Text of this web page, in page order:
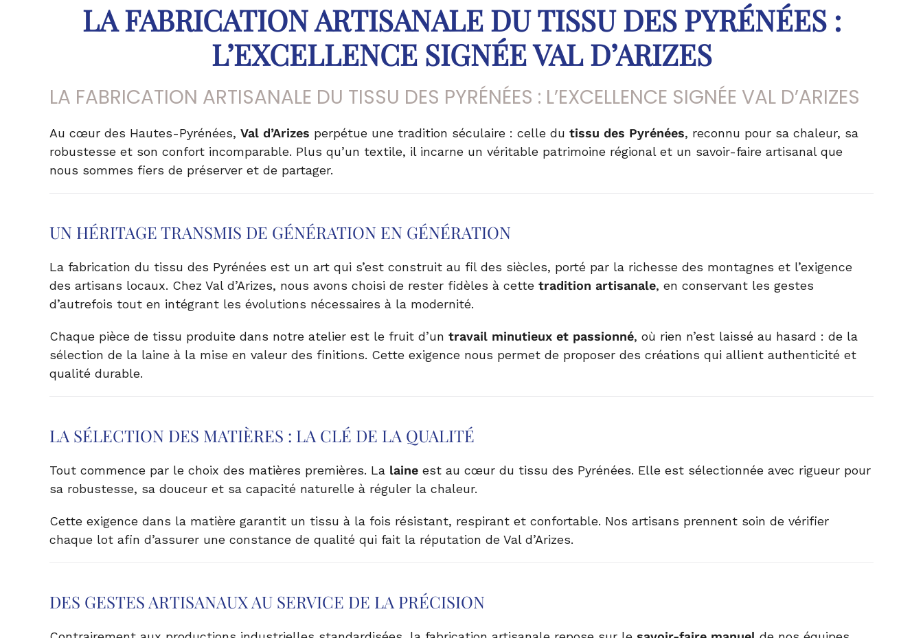
LA FABRICATION ARTISANALE DU TISSU DES PYRÉNÉES :
L’EXCELLENCE SIGNÉE VAL D’ARIZES
LA FABRICATION ARTISANALE DU TISSU DES PYRÉNÉES : L’EXCELLENCE SIGNÉE VAL D’ARIZES
Au cœur des Hautes-Pyrénées, Val d’Arizes perpétue une tradition séculaire : celle du tissu des Pyrénées, reconnu pour sa chaleur, sa
robustesse et son confort incomparable. Plus qu’un textile, il incarne un véritable patrimoine régional et un savoir-faire artisanal que
nous sommes fiers de préserver et de partager.
UN HÉRITAGE TRANSMIS DE GÉNÉRATION EN GÉNÉRATION
La fabrication du tissu des Pyrénées est un art qui s’est construit au fil des siècles, porté par la richesse des montagnes et l’exigence
des artisans locaux. Chez Val d’Arizes, nous avons choisi de rester fidèles à cette tradition artisanale, en conservant les gestes
d’autrefois tout en intégrant les évolutions nécessaires à la modernité.
Chaque pièce de tissu produite dans notre atelier est le fruit d’un travail minutieux et passionné, où rien n’est laissé au hasard : de la
sélection de la laine à la mise en valeur des finitions. Cette exigence nous permet de proposer des créations qui allient authenticité et
qualité durable.
LA SÉLECTION DES MATIÈRES : LA CLÉ DE LA QUALITÉ
Tout commence par le choix des matières premières. La laine est au cœur du tissu des Pyrénées. Elle est sélectionnée avec rigueur pour
sa robustesse, sa douceur et sa capacité naturelle à réguler la chaleur.
Cette exigence dans la matière garantit un tissu à la fois résistant, respirant et confortable. Nos artisans prennent soin de vérifier
chaque lot afin d’assurer une constance de qualité qui fait la réputation de Val d’Arizes.
DES GESTES ARTISANAUX AU SERVICE DE LA PRÉCISION